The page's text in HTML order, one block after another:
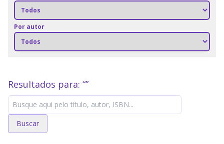
Por autor
Resultados para: “”
Buscar